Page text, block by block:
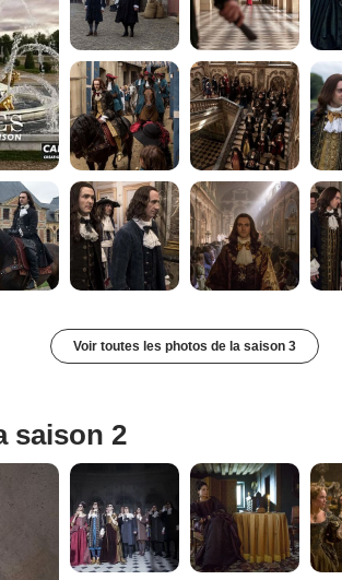
Voir toutes les photos de la saison 3
saison 2